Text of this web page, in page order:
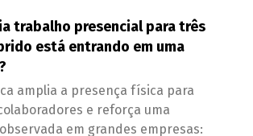
trabalho presencial para três
está entrando em uma
amplia a presença física para
e reforça uma
em grandes empresas: